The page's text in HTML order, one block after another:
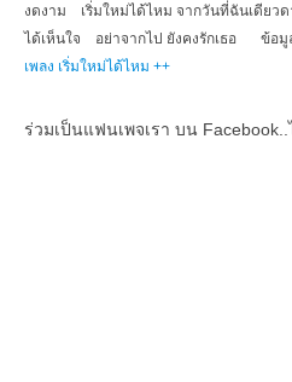
งดงาม
เริ่มใหม่ได้ไหม จากวันที่ฉันเดียวด
ได้เห็นใจ
อย่าจากไป ยังคงรักเธอ ข้อมู
เพลง เริ่มใหม่ได้ไหม ++
ร่วมเป็นแฟนเพจเรา บน